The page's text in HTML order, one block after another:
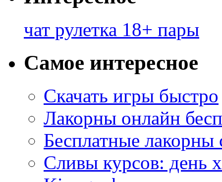
чат рулетка 18+ пары
Самое интересное
Скачать игры быстро
Лакорны онлайн
Бесплатные лакорны
Сливы курсов: день